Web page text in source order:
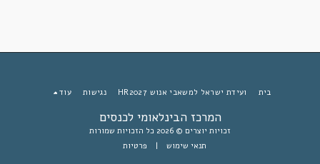
המרכז הבינלאומי לכנסים
זכויות יוצרים © 2026 כל הזכויות שמורות
תנאי שימוש| פרטיות
בית ועידת ישראל למשאבי אנוש HR2027 נגישות עוד